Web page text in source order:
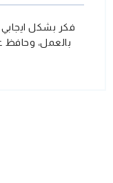
فكر بشكل ايجابي
بالعمل، وحافظ